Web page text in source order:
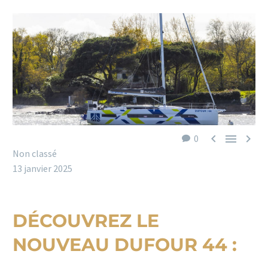
0   
Non classé
13 janvier 2025
DÉCOUVREZ LE
NOUVEAU DUFOUR 44 :